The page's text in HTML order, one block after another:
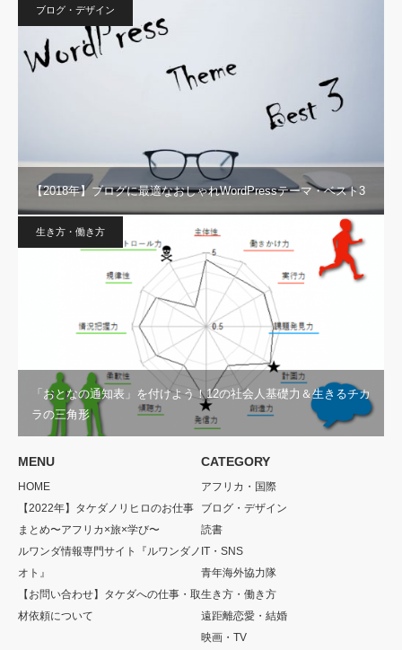
ブログ・デザイン
【2018年】ブログに最適なおしゃれWordPressテーマ・ベスト3
生き方・働き方
「おとなの通知表」を付けよう！12の社会人基礎力＆生きるチカ
ラの三角形
MENU
HOME
【2022年】タケダノリヒロのお仕事
まとめ〜アフリカ×旅×学び〜
ルワンダ情報専門サイト『ルワンダノ
オト』
【お問い合わせ】タケダへの仕事・取
材依頼について
CATEGORY
アフリカ・国際
ブログ・デザイン
読書
IT・SNS
青年海外協力隊
生き方・働き方
遠距離恋愛・結婚
映画・TV